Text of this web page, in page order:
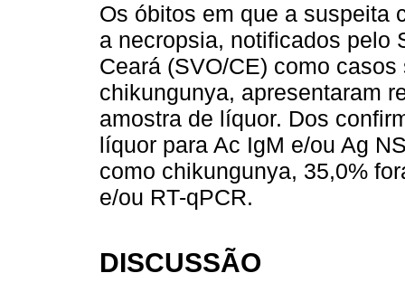
Os óbitos em que a suspeita
a necropsia, notificados pelo
Ceará (SVO/CE) como
chikungunya, apresentaram
amostra de líquor. Dos
líquor para Ac IgM e/ou Ag
como chikungunya, 35,0%
e/ou RT-qPCR.
DISCUSSÃO